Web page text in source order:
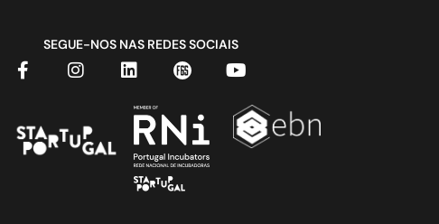
SEGUE-NOS NAS REDES SOCIAIS